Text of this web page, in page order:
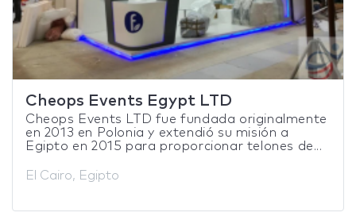
Cheops Events Egypt LTD
Cheops Events LTD fue fundada originalmente
en 2013 en Polonia y extendió su misión a
Egipto en 2015 para proporcionar telones de...
El Cairo, Egipto